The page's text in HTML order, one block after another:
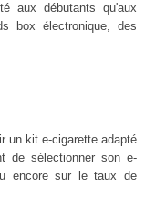
aux débutants qu'aux
box électronique, des
un kit e-cigarette adapté
de sélectionner son e-
encore sur le taux de